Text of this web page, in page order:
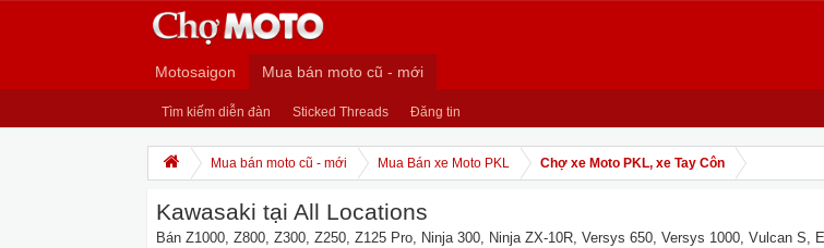
Motosaigon Mua bán moto cũ - mới
Tìm kiếm diễn đàn Sticked Threads Đăng tin
Mua bán moto cũ - mới Mua Bán xe Moto PKL Chợ xe Moto PKL, xe Tay Côn
Kawasaki tại All Locations
Bán Z1000, Z800, Z300, Z250, Z125 Pro, Ninja 300, Ninja ZX-10R, Versys 650, Versys 1000, Vulcan S,